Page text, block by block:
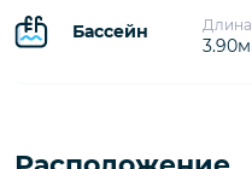
Бассейн Длина
3.90м